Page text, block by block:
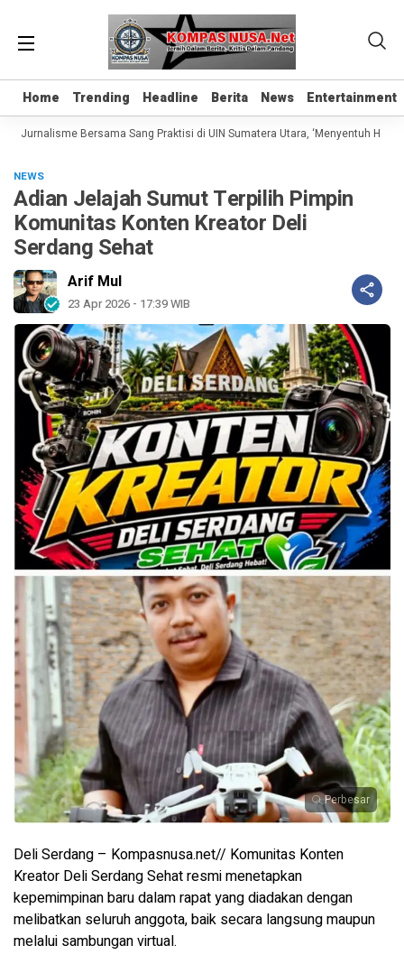
Home Trending Headline Berita News Entertainment
Home Trending Headline Berita News Entertainment
Jurnalisme Bersama Sang Praktisi di UIN Sumatera Utara, ‘Menyentuh Hati
NEWS
Adian Jelajah Sumut Terpilih Pimpin
Komunitas Konten Kreator Deli
Serdang Sehat
Arif Mul
23 Apr 2026 - 17:39 WIB
Perbesar
Deli Serdang – Kompasnusa.net// Komunitas Konten
Kreator Deli Serdang Sehat resmi menetapkan
kepemimpinan baru dalam rapat yang diadakan dengan
melibatkan seluruh anggota, baik secara langsung maupun
melalui sambungan virtual.